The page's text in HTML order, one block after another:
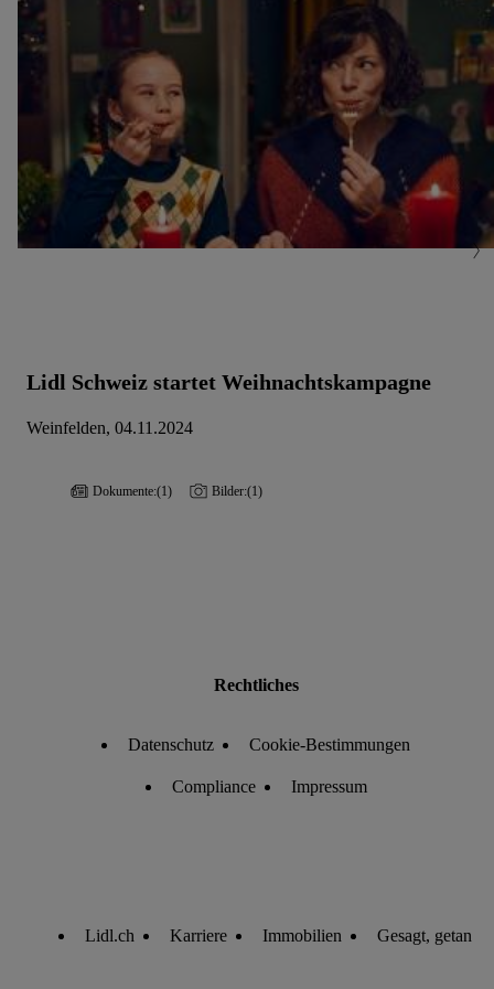
Lidl Schweiz startet Weihnachtskampagne
Weinfelden, 04.11.2024
Dokumente:(1) Bilder:(1)
Rechtliches
Datenschutz Cookie-Bestimmungen
Compliance Impressum
Lidl.ch Karriere Immobilien Gesagt, getan
Einwilligung jederzeit mit Wirkung für die Zukunft zu
widerrufen, findest du in unseren
Datenschutzbestimmungen
Die Impressen findest du hier.